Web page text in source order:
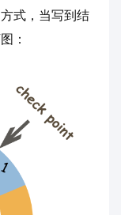
式，当写到结
：